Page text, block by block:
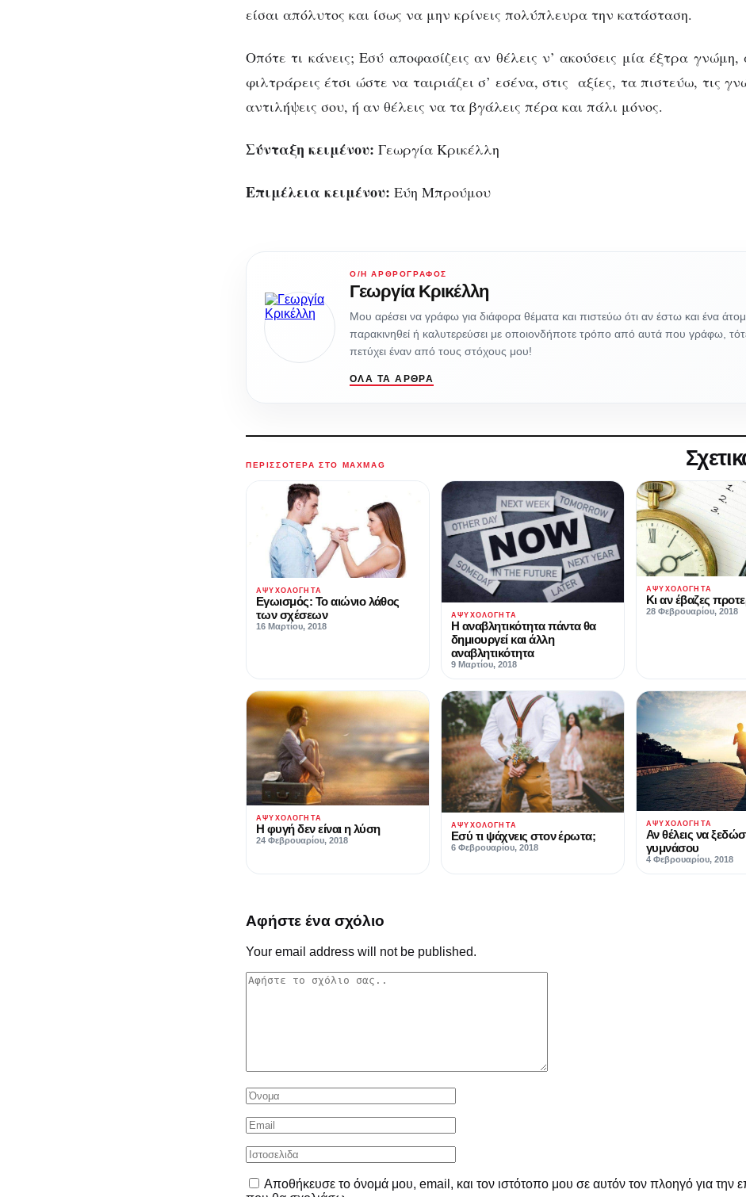
είσαι απόλυτος και ίσως να μην κρίνεις πολύπλευρα την κατάσταση.
Οπότε τι κάνεις; Εσύ αποφασίζεις αν θέλεις ν’ ακούσεις μία έξτρα
φιλτράρεις έτσι ώστε να ταιριάζει σ’ εσένα, στις αξίες, τα πιστεύω, τις
αντιλήψεις σου, ή αν θέλεις να τα βγάλεις πέρα και πάλι μόνος.
Σύνταξη κειμένου: Γεωργία Κρικέλλη
Επιμέλεια κειμένου: Εύη Μπρούμου
Ο/Η ΑΡΘΡΟΓΡΆΦΟΣ
Γεωργία Κρικέλλη
Μου αρέσει να γράφω για διάφορα θέματα και πιστεύω ότι αν έστω και ένα
παρακινηθεί ή καλυτερεύσει με οποιονδήποτε τρόπο από αυτά που γράφω,
πετύχει έναν από τους στόχους μου!
ΌΛΑ ΤΑ ΆΡΘΡΑ
ΠΕΡΙΣΣΌΤΕΡΑ ΣΤΟ MAXMAG
ΑΨΥΧΟΛΌΓΗΤΑ
Εγωισμός: Το αιώνιο λάθος
των σχέσεων
16 Μαρτίου, 2018
ΑΨΥΧΟΛΌΓΗΤΑ
Η αναβλητικότητα πάντα θα
δημιουργεί και άλλη
αναβλητικότητα
9 Μαρτίου, 2018
ΑΨΥΧΟΛΌΓΗΤΑ
Κι αν έβαζες
28 Φεβρουαρίου, 2018
ΑΨΥΧΟΛΌΓΗΤΑ
Η φυγή δεν είναι η λύση
24 Φεβρουαρίου, 2018
ΑΨΥΧΟΛΌΓΗΤΑ
Εσύ τι ψάχνεις στον έρωτα;
6 Φεβρουαρίου, 2018
ΑΨΥΧΟΛΌΓΗΤΑ
Αν θέλεις να
γυμνάσου
4 Φεβρουαρίου, 2018
Αφήστε ένα σχόλιο
Your email address will not be published.
Αποθήκευσε το όνομά μου, email, και τον ιστότοπο μου σε αυτόν τον πλοηγό για την